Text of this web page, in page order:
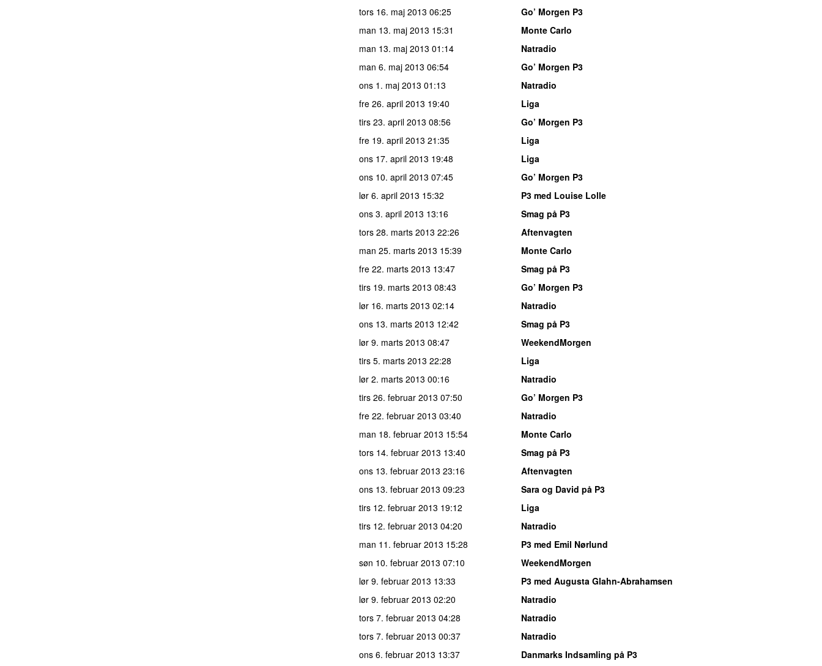
tors 16. maj 2013 06:25
Go’ Morgen P3
man 13. maj 2013 15:31
Monte Carlo
man 13. maj 2013 01:14
Natradio
man 6. maj 2013 06:54
Go’ Morgen P3
ons 1. maj 2013 01:13
Natradio
fre 26. april 2013 19:40
Liga
tirs 23. april 2013 08:56
Go’ Morgen P3
fre 19. april 2013 21:35
Liga
ons 17. april 2013 19:48
Liga
ons 10. april 2013 07:45
Go’ Morgen P3
lør 6. april 2013 15:32
P3 med Louise Lolle
ons 3. april 2013 13:16
Smag på P3
tors 28. marts 2013 22:26
Aftenvagten
man 25. marts 2013 15:39
Monte Carlo
fre 22. marts 2013 13:47
Smag på P3
tirs 19. marts 2013 08:43
Go’ Morgen P3
lør 16. marts 2013 02:14
Natradio
ons 13. marts 2013 12:42
Smag på P3
lør 9. marts 2013 08:47
WeekendMorgen
tirs 5. marts 2013 22:28
Liga
lør 2. marts 2013 00:16
Natradio
tirs 26. februar 2013 07:50
Go’ Morgen P3
fre 22. februar 2013 03:40
Natradio
man 18. februar 2013 15:54
Monte Carlo
tors 14. februar 2013 13:40
Smag på P3
ons 13. februar 2013 23:16
Aftenvagten
ons 13. februar 2013 09:23
Sara og David på P3
tirs 12. februar 2013 19:12
Liga
tirs 12. februar 2013 04:20
Natradio
man 11. februar 2013 15:28
P3 med Emil Nørlund
søn 10. februar 2013 07:10
WeekendMorgen
lør 9. februar 2013 13:33
P3 med Augusta Glahn-Abrahamsen
lør 9. februar 2013 02:20
Natradio
tors 7. februar 2013 04:28
Natradio
tors 7. februar 2013 00:37
Natradio
ons 6. februar 2013 13:37 Danmarks Indsamling på P3